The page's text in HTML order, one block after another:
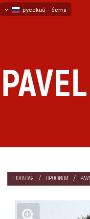
русский - бета
ГЛАВНАЯ ПРОФИЛИ